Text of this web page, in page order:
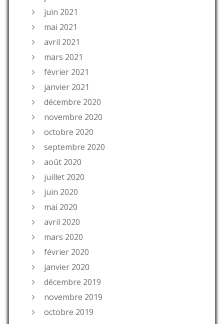
juin 2021
mai 2021
avril 2021
mars 2021
février 2021
janvier 2021
décembre 2020
novembre 2020
octobre 2020
septembre 2020
août 2020
juillet 2020
juin 2020
mai 2020
avril 2020
mars 2020
février 2020
janvier 2020
décembre 2019
novembre 2019
octobre 2019